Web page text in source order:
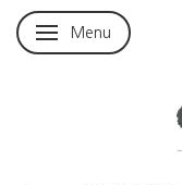
Skifte navigation
Menu